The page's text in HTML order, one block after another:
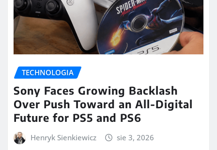
TECHNOLOGIA
Sony Faces Growing Backlash
Over Push Toward an All-Digital
Future for PS5 and PS6
Henryk Sienkiewicz sie 3, 2026